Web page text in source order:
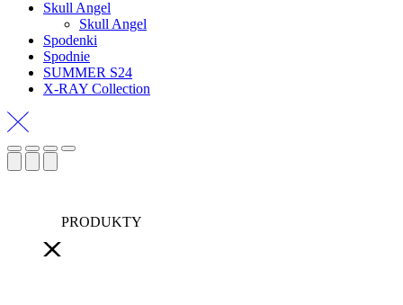
Skull Angel
Skull Angel
Spodenki
Spodnie
SUMMER S24
X-RAY Collection
PRODUKTY